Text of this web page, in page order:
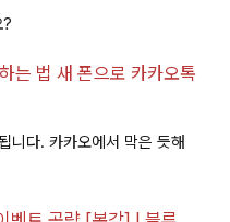
는 법 새 폰으로 카카오톡
니다. 카카오에서 막은 듯해